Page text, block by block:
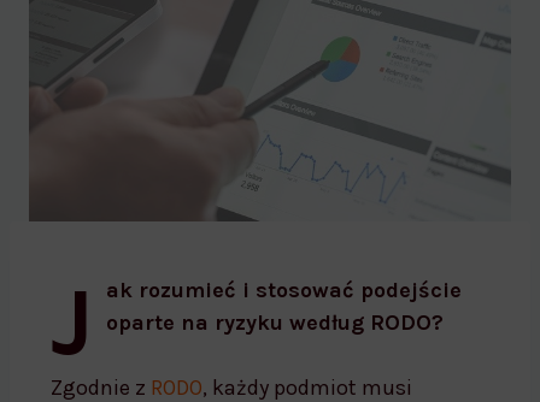
J
ak rozumieć i stosować podejście
oparte na ryzyku według RODO?
Zgodnie z RODO, każdy podmiot musi